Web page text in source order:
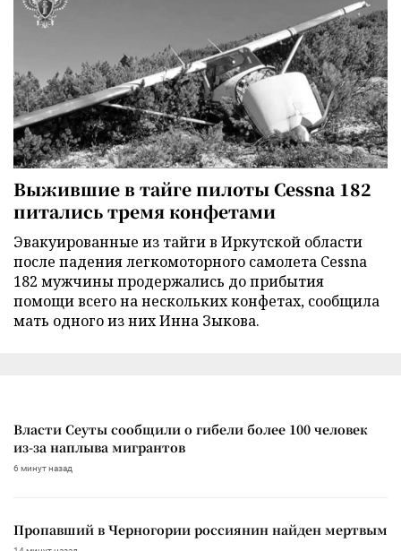
Выжившие в тайге пилоты Cessna 182
питались тремя конфетами
Эвакуированные из тайги в Иркутской области
после падения легкомоторного самолета Cessna
182 мужчины продержались до прибытия
помощи всего на нескольких конфетах, сообщила
мать одного из них Инна Зыкова.
Власти Сеуты сообщили о гибели более 100 человек
из-за наплыва мигрантов
6 минут назад
Пропавший в Черногории россиянин найден мертвым